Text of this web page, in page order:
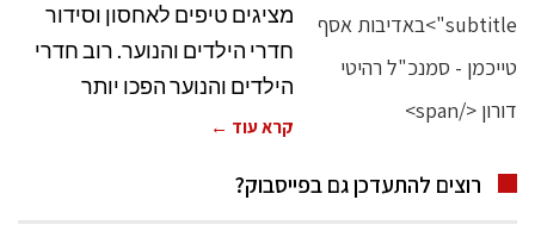
מציגים טיפים לאחסון וסידור
חדרי הילדים והנוער. רוב חדרי
הילדים והנוער הפכו יותר
קרא עוד ←
רוצים להתעדכן גם בפייסבוק?